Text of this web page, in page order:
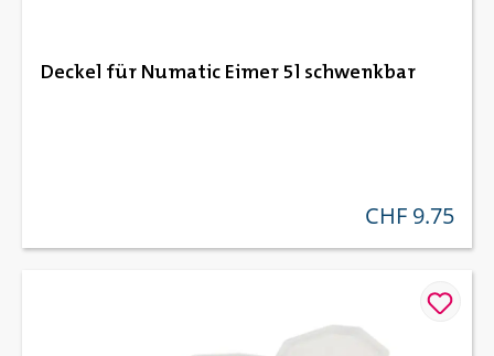
Deckel für Numatic Eimer 5l schwenkbar
regulärer preis:
CHF 9.75